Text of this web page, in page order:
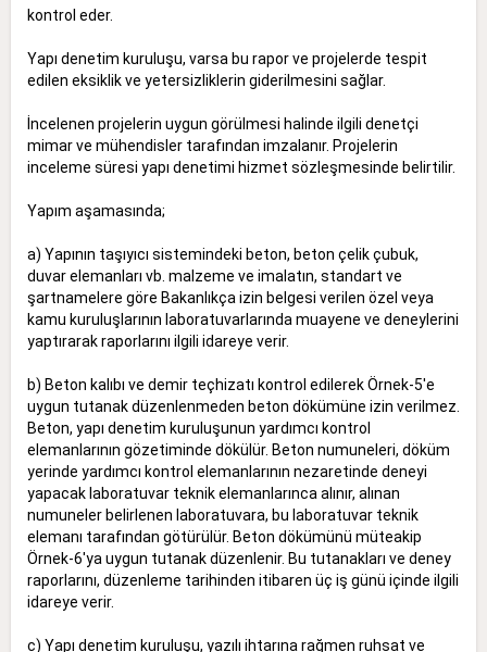
kontrol eder.
Yapı denetim kuruluşu, varsa bu rapor ve projelerde tespit
edilen eksiklik ve yetersizliklerin giderilmesini sağlar.
İncelenen projelerin uygun görülmesi halinde ilgili denetçi
mimar ve mühendisler tarafından imzalanır. Projelerin
inceleme süresi yapı denetimi hizmet sözleşmesinde belirtilir.
Yapım aşamasında;
a) Yapının taşıyıcı sistemindeki beton, beton çelik çubuk,
duvar elemanları vb. malzeme ve imalatın, standart ve
şartnamelere göre Bakanlıkça izin belgesi verilen özel veya
kamu kuruluşlarının laboratuvarlarında muayene ve deneylerini
yaptırarak raporlarını ilgili idareye verir.
b) Beton kalıbı ve demir teçhizatı kontrol edilerek Örnek-5'e
uygun tutanak düzenlenmeden beton dökümüne izin verilmez.
Beton, yapı denetim kuruluşunun yardımcı kontrol
elemanlarının gözetiminde dökülür. Beton numuneleri, döküm
yerinde yardımcı kontrol elemanlarının nezaretinde deneyi
yapacak laboratuvar teknik elemanlarınca alınır, alınan
numuneler belirlenen laboratuvara, bu laboratuvar teknik
elemanı tarafından götürülür. Beton dökümünü müteakip
Örnek-6'ya uygun tutanak düzenlenir. Bu tutanakları ve deney
raporlarını, düzenleme tarihinden itibaren üç iş günü içinde ilgili
idareye verir.
c) Yapı denetim kuruluşu, yazılı ihtarına rağmen ruhsat ve